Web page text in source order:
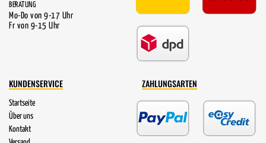
BERATUNG
Mo-Do von 9-17 Uhr
Fr von 9-15 Uhr
KUNDENSERVICE
Startseite
Über uns
Kontakt
ZAHLUNGSARTEN